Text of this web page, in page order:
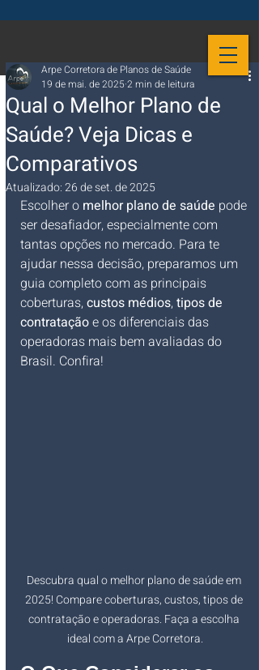
Qual o Melhor Plano de
Saúde? Veja Dicas e
Comparativos
Arpe Corretora de Planos de Saúde
19 de mai. de 2025 2 min de leitura
Atualizado:26 de set. de 2025
Escolher o melhor plano de saúde pode
ser desafiador, especialmente com
tantas opções no mercado. Para te
ajudar nessa decisão, preparamos um
guia completo com as principais
coberturas, custos médios, tipos de
contratação e os diferenciais das
operadoras mais bem avaliadas do
Brasil. Confira!
Descubra qual o melhor plano de saúde em
2025! Compare coberturas, custos, tipos de
contratação e operadoras. Faça a escolha
ideal com a Arpe Corretora.